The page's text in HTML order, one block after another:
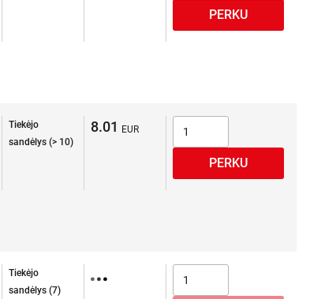
Tiekėjo
sandėlys (> 10)
8.01
Tiekėjo
sandėlys (7)